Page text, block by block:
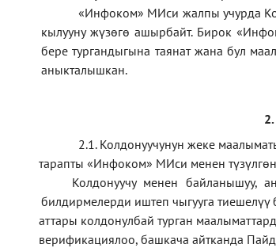
«Инфоком» МИси жалпы учурда
кылууну жүзөгө ашырбайт. Бирок
бере тургандыгына таянат жана бул
аныкталышкан.
2.
2.1. Колдонуучунун жеке
тарапты «Инфоком» МИси менен
Колдонуучу менен байланышуу,
билдирмелерди иштеп чыгууга
аттары колдонулбай турган
верификациялоо, башкача айтканда